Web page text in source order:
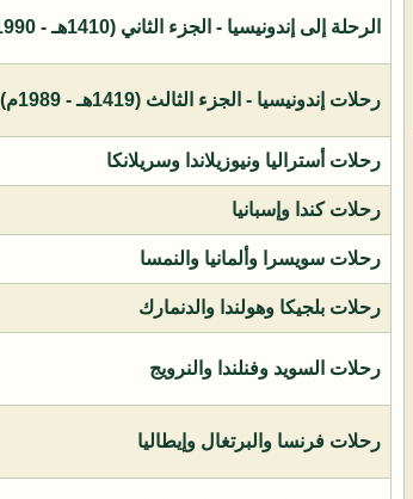
الرحلة إلى إندونيسيا - الجزء الثاني (1410هـ - 1990م)
رحلات إندونيسيا - الجزء الثالث (1419هـ - 1989م)
رحلات أستراليا ونيوزيلاندا وسريلانكا
رحلات كندا وإسبانيا
رحلات سويسرا وألمانيا والنمسا
رحلات بلجيكا وهولندا والدنمارك
رحلات السويد وفنلندا والنرويج
رحلات فرنسا والبرتغال وإيطاليا